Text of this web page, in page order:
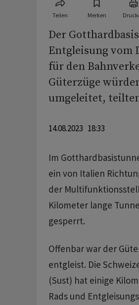
Teilen Merken
Der
Entgleisung vom
für den
Güterzüge
umgeleitet,
14.08.2023 18:33
Im
ein von Italien
der
Kilometer lange
gesperrt.
Offenbar war der
entgleist. Die
(Sust) hat einige
Rads und